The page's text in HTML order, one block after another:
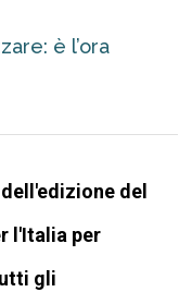
è l’ora
del
l'Italia per
gli